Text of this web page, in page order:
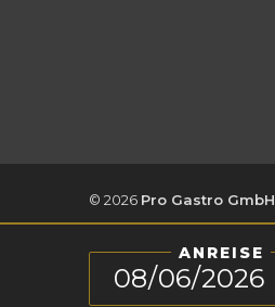
ANREISE
© 2026 Pro Gastro GmbH